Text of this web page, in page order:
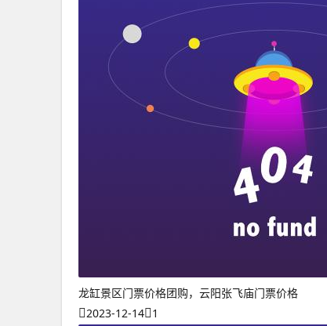
龙缸景区门票价格团购，云阳张飞庙门票价格
2023-12-14 1